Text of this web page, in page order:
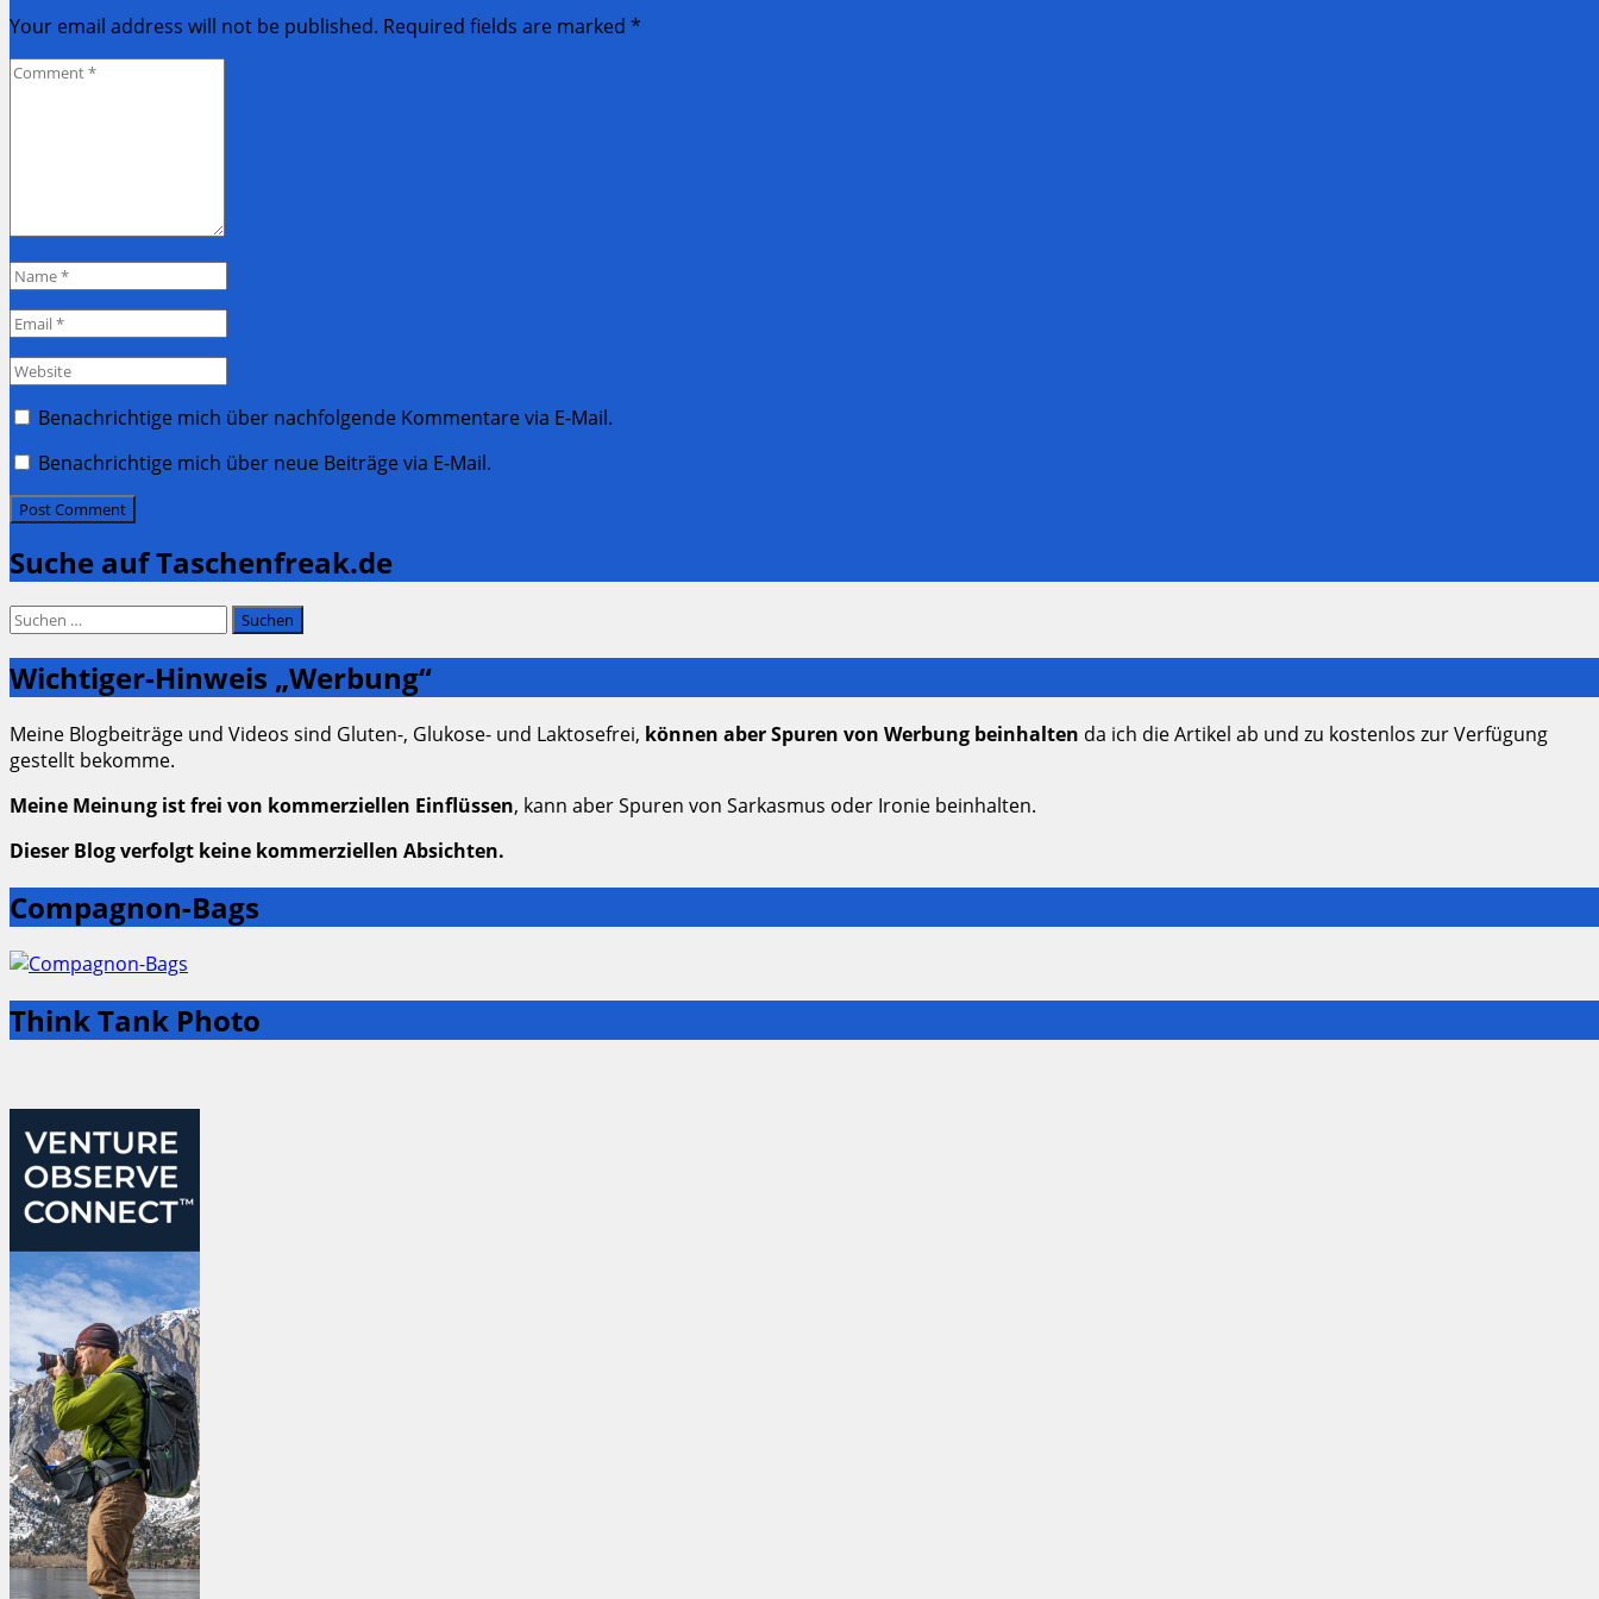
Your email address will not be published. Required fields are marked *
Comment
Name
Email
Website
Benachrichtige mich über nachfolgende Kommentare via E-Mail.
Benachrichtige mich über neue Beiträge via E-Mail.
Suche auf Taschenfreak.de
Suchen
Wichtiger-Hinweis „Werbung“
Meine Blogbeiträge und Videos sind Gluten-, Glukose- und Laktosefrei, können aber Spuren von Werbung beinhalten da ich die Artikel ab und zu kostenlos zur Verfügung
gestellt bekomme.
Meine Meinung ist frei von kommerziellen Einflüssen, kann aber Spuren von Sarkasmus oder Ironie beinhalten.
Dieser Blog verfolgt keine kommerziellen Absichten.
Compagnon-Bags
Think Tank Photo